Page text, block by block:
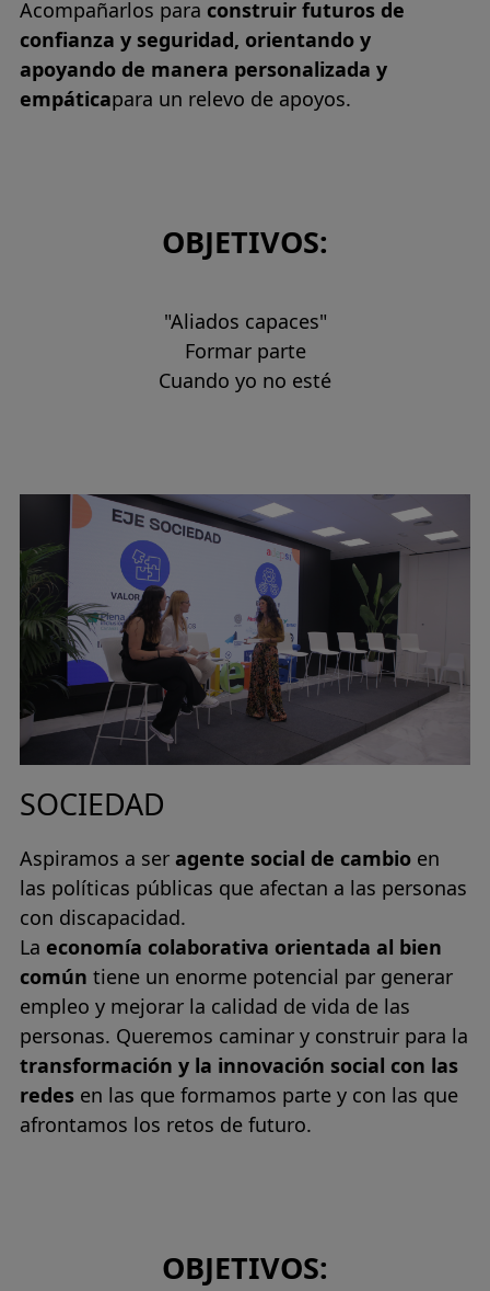
Acompañarlos para construir futuros de
confianza y seguridad, orientando y
apoyando de manera personalizada y
empáticapara un relevo de apoyos.
OBJETIVOS:
"Aliados capaces"
Formar parte
Cuando yo no esté
SOCIEDAD
Aspiramos a ser agente social de cambio en
las políticas públicas que afectan a las personas
con discapacidad.
La economía colaborativa orientada al bien
común tiene un enorme potencial par generar
empleo y mejorar la calidad de vida de las
personas. Queremos caminar y construir para la
transformación y la innovación social con las
redes en las que formamos parte y con las que
afrontamos los retos de futuro.
OBJETIVOS: